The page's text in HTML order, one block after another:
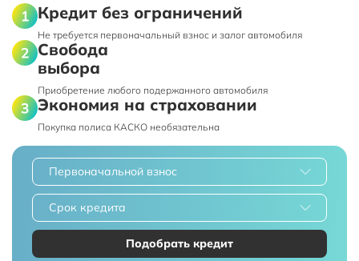
Кредит без ограничений
Не требуется первоначальный взнос и залог автомобиля
Свобода
выбора
Приобретение любого подержанного автомобиля
Экономия на страховании
Покупка полиса КАСКО необязательна
Первоначальной взнос
Срок кредита
Подобрать кредит